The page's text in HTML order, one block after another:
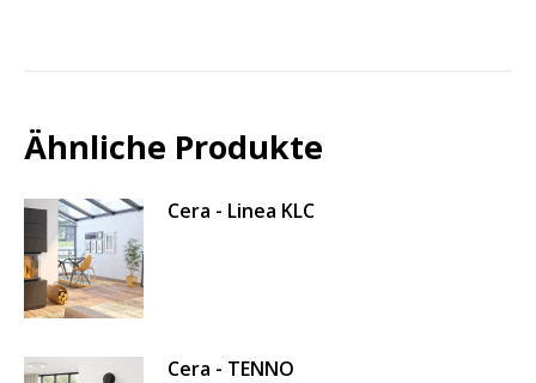
Ähnliche Produkte
Cera - Linea KLC
Cera - TENNO